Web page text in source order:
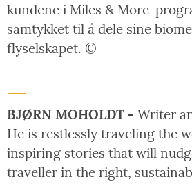
kundene i Miles & More-
samtykket til å dele sine
flyselskapet. ©
BJØRN MOHOLDT - Writer
He is restlessly traveling the
inspiring stories that will
traveller in the right,